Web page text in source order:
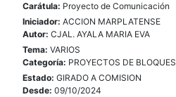
Carátula: Proyecto de Comunicación
Iniciador: ACCION MARPLATENSE
Autor: CJAL. AYALA MARIA EVA
Tema: VARIOS
Categoría: PROYECTOS DE BLOQUES
Estado: GIRADO A COMISION
Desde: 09/10/2024